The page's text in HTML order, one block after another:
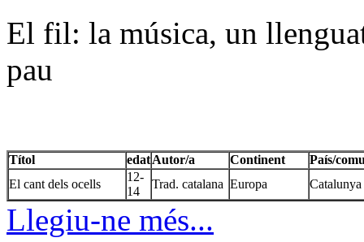
El fil: la música, un
pau
Títol edatAutor/a Continent
País/
El cant dels ocells
12-
14
Trad. catalana Europa Catalunya
Llegiu-ne més...